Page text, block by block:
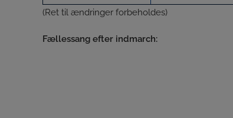
(Ret til ændringer forbeholdes)
Fællessang efter indmarch: